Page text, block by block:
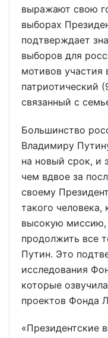
выражают свою
выборах
подтверждает
выборов для
мотивов
патриотический
связанный с
Большинство
Владимиру
на новый срок, и
чем вдвое за
своему
такого
высокую миссию,
продолжить все
Путин. Это
исследования
которые
проектов Фонда
«Президентские